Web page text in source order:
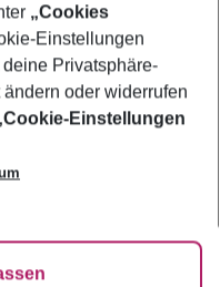
„Cookies
Einstellungen
Privatsphäre-
oder widerrufen
Einstellungen